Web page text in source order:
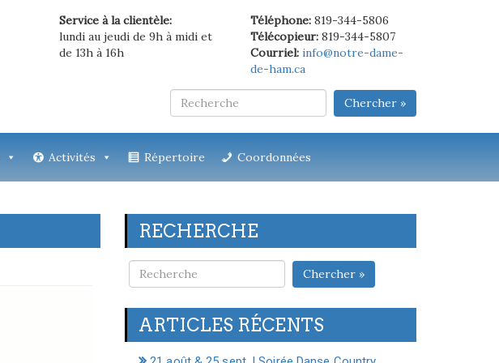
Service à la clientèle:
lundi au jeudi de 9h à midi et
de 13h à 16h
Téléphone:819-344-5806
Télécopieur:819-344-5807
Courriel: info@notre-dame-
de-ham.ca
Chercher »
Activités Répertoire Coordonnées
RECHERCHE
Chercher »
ARTICLES RÉCENTS